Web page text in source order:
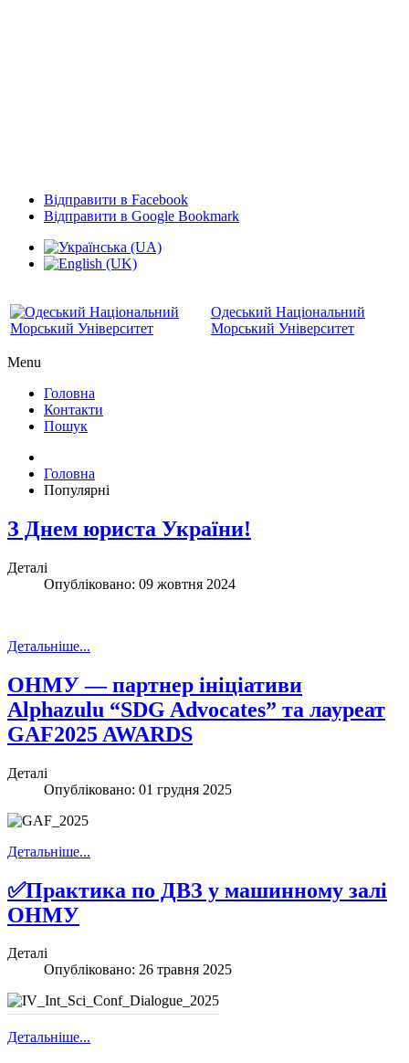
Відправити в Facebook
Відправити в Google Bookmark
Одеський Національний
Морський Університет
Menu
Головна
Контакти
Пошук
Головна
Популярні
З Днем юриста України!
Деталі
Опубліковано: 09 жовтня 2024
Детальніше...
ОНМУ — партнер ініціативи
Alphazulu “SDG Advocates” та лауреат
GAF2025 AWARDS
Деталі
Опубліковано: 01 грудня 2025
Детальніше...
✅Практика по ДВЗ у машинному залі
ОНМУ
Деталі
Опубліковано: 26 травня 2025
Детальніше...